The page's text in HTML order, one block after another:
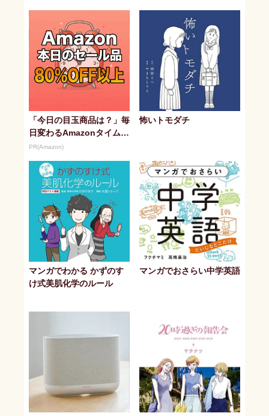
「今日の目玉商品は？」毎
日変わるAmazonタイムセ
ールが見逃せない
PR(Amazon)
怖いトモダチ
マンガでわかる かずのす
け式美肌化学のルール
マンガでおさらい中学英語